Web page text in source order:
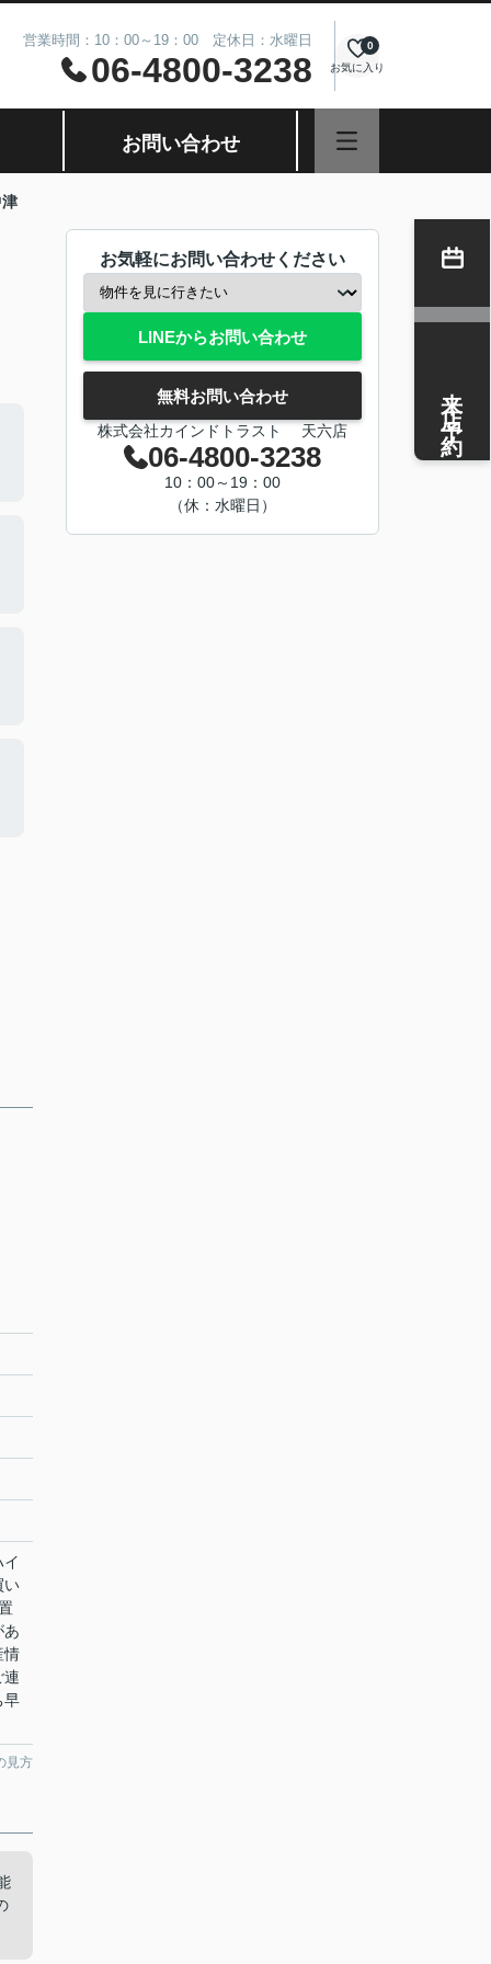
営業時間：10：00～19：00 定休日：水曜日
06-4800-3238 お気に入り
0
お問い合わせ
い
あ
情
連
早
見方
お気軽にお問い合わせください
LINEからお問い合わせ
無料お問い合わせ
株式会社カインドトラスト 天六店
06-4800-3238
10：00～19：00
（休：水曜日）
来店予約